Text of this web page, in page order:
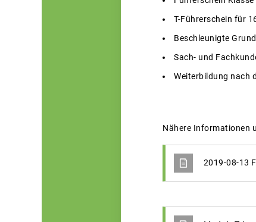
T-Führerschein für
Beschleunigte
Sach- und
Weiterbildung nach
Nähere Informationen
2019-08-13